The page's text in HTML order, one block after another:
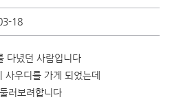
18
다녔던 사람입니다
사우디를 가게 되었는데
러보려합니다